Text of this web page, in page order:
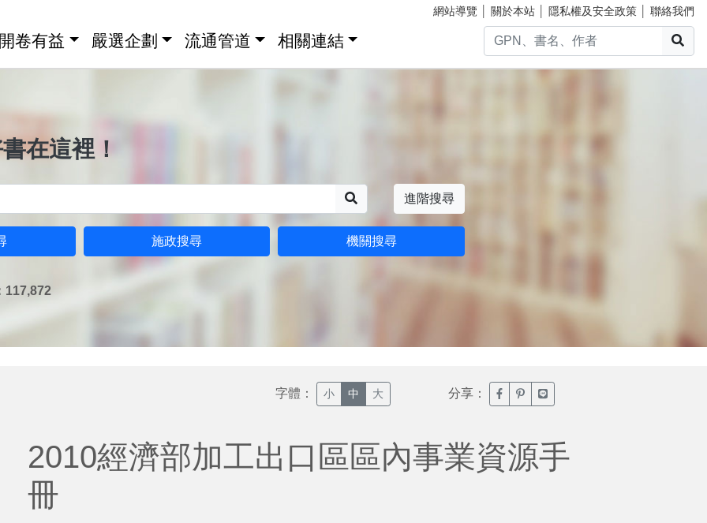
網站導覽 關於本站 隱私權及安全政策 聯絡我們
卷有益 嚴選企劃 流通管道 相關連結
在這裡！
進階搜尋
施政搜尋 機關搜尋
117,872
字體： 小 中 大 分享： 臉書分享(另開新視窗)
噗浪分享(另開新視窗)
Line分享(另開新視窗)
2010經濟部加工出口區區內事業資源手
冊